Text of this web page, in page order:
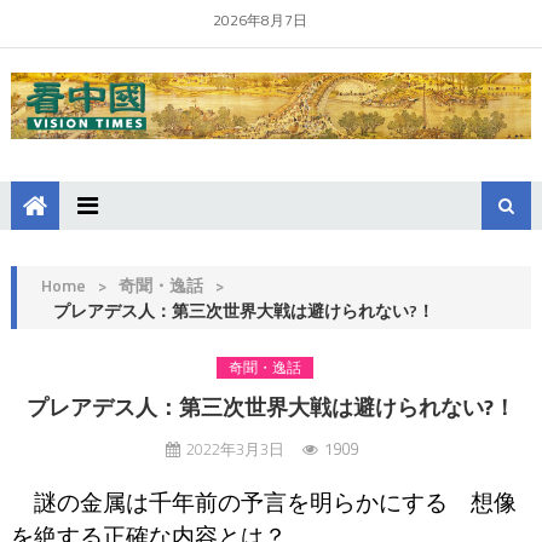
2026年8月7日
Home > 奇聞・逸話 >
プレアデス人：第三次世界大戦は避けられない?！
奇聞・逸話
プレアデス人：第三次世界大戦は避けられない?！
2022年3月3日 1909
謎の金属は千年前の予言を明らかにする 想像